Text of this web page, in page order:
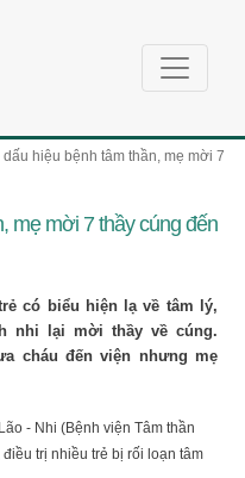
dấu hiệu bệnh tâm thần, mẹ mời 7
mẹ mời 7 thầy cúng đến
có biểu hiện lạ về tâm lý,
nhi lại mời thầy về cúng.
cháu đến viện nhưng mẹ
- Nhi (Bệnh viện Tâm thần
trị nhiều trẻ bị rối loạn tâm